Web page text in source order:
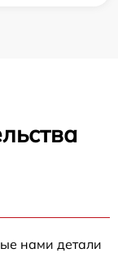
нами детали